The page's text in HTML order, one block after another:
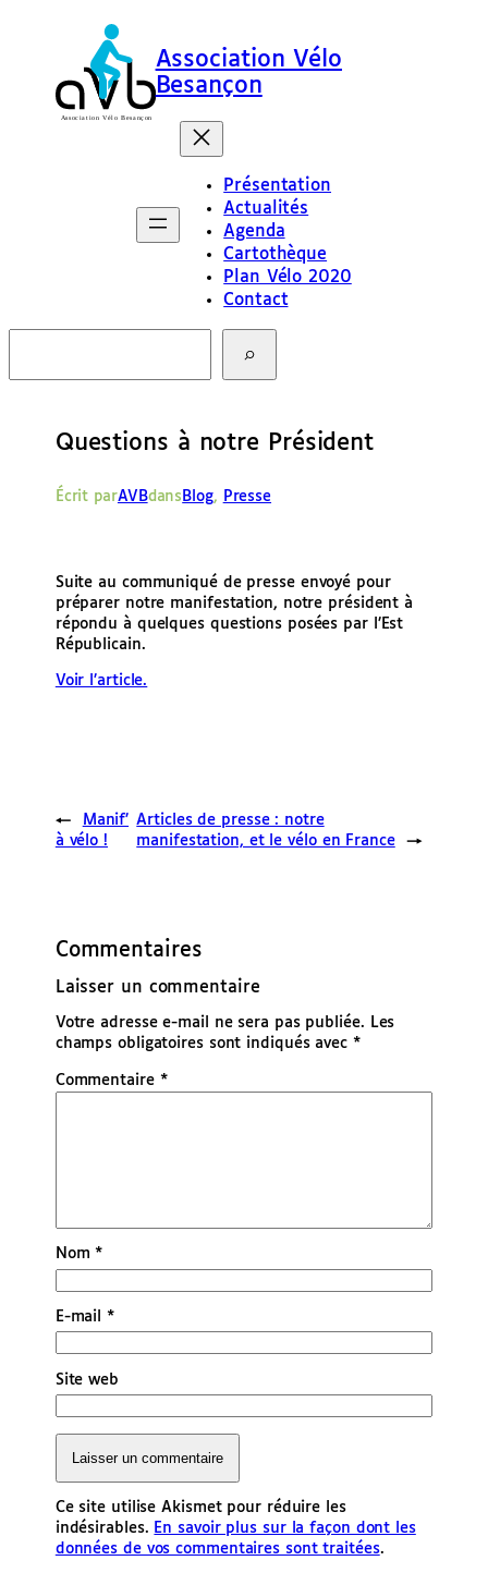
Association Vélo
Besançon
Présentation
Actualités
Agenda
Cartothèque
Plan Vélo 2020
Contact
c
Questions à notre Président
Écrit parAVBdans Blog, Presse
Suite au communiqué de presse envoyé pour
préparer notre manifestation, notre président à
répondu à quelques questions posées par l’Est
Républicain.
Voir l’article.
←
Manif’
à vélo !
Articles de presse : notre
manifestation, et le vélo en France
→
Commentaires
Laisser un commentaire
Votre adresse e-mail ne sera pas publiée.
Les
champs obligatoires sont indiqués avec *
Commentaire *
Nom*
E-mail*
Site web
Ce site utilise Akismet pour réduire les
indésirables. En savoir plus sur la façon dont les
données de vos commentaires sont traitées.